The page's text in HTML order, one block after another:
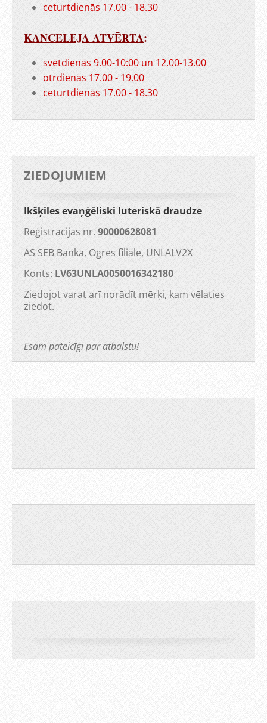
ceturtdienās 17.00 - 18.30
KANCELEJA ATVĒRTA:
svētdienās 9.00-10:00 un 12.00-13.00
otrdienās 17.00 - 19.00
ceturtdienās 17.00 - 18.30
ZIEDOJUMIEM
Ikšķiles evaņģēliski luteriskā draudze
Reģistrācijas nr. 90000628081
AS SEB Banka, Ogres filiāle, UNLALV2X
Konts: LV63UNLA0050016342180
Ziedojot varat arī norādīt mērķi, kam vēlaties
ziedot.
Esam pateicīgi par atbalstu!